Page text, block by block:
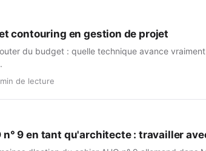
contouring en gestion de projet
du budget : quelle technique avance
de lecture
9 en tant qu'architecte : travailler